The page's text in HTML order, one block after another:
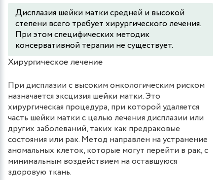
Дисплазия шейки матки средней и высокой
степени всего требует хирургического лечения.
При этом специфических методик
консервативной терапии не существует.
Хирургическое лечение
При дисплазии с высоким онкологическим риском
назначается эксцизия шейки матки. Это
хирургическая процедура, при которой удаляется
часть шейки матки с целью лечения дисплазии или
других заболеваний, таких как предраковые
состояния или рак. Метод направлен на устранение
аномальных клеток, которые могут перейти в рак, с
минимальным воздействием на оставшуюся
здоровую ткань.